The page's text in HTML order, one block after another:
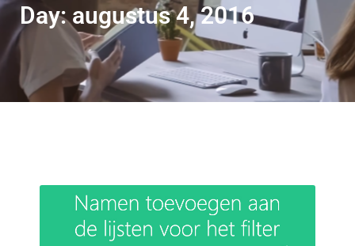
Day: augustus 4, 2016